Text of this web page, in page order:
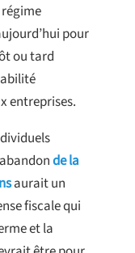
pour
ou tard
entreprises.
de la
aurait un
fiscale qui
et la